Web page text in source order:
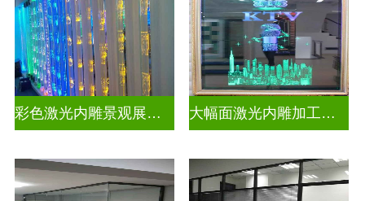
彩色激光内雕景观展示发光玻璃 大幅面激光内雕加工生产